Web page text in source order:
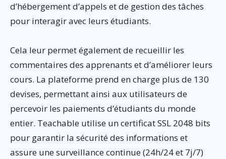
d’hébergement d’appels et de gestion des tâches
pour interagir avec leurs étudiants.
Cela leur permet également de recueillir les
commentaires des apprenants et d’améliorer leurs
cours. La plateforme prend en charge plus de 130
devises, permettant ainsi aux utilisateurs de
percevoir les paiements d’étudiants du monde
entier. Teachable utilise un certificat SSL 2048 bits
pour garantir la sécurité des informations et
assure une surveillance continue (24h/24 et 7j/7)